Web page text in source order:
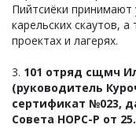
Пийтсиёки принимают
карельских скаутов,
проектах и лагерях.
3. 101 отряд сщмч
(руководитель
сертификат №023,
Совета НОРС-Р от